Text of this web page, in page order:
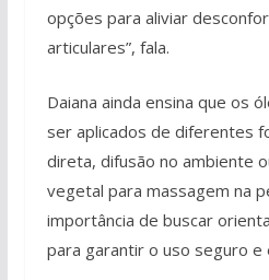
opções para aliviar
articulares”, fala.
Daiana ainda ensina que os
ser aplicados de diferentes
direta, difusão no ambiente
vegetal para massagem na
importância de buscar
para garantir o uso seguro e